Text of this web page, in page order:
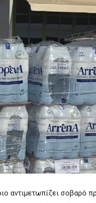
αντιμετωπίζει σοβαρό